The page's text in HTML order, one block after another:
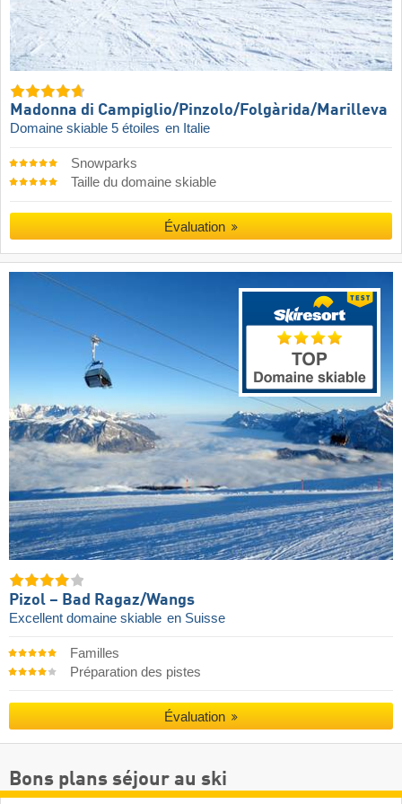
Madonna di Campiglio/​Pinzolo/​Folgàrida/​Marilleva
Domaine skiable 5 étoiles en Italie
Snowparks
Taille du domaine skiable
Évaluation
Pizol – Bad Ragaz/​Wangs
Excellent domaine skiable en Suisse
Familles
Préparation des pistes
Évaluation
Bons plans séjour au ski